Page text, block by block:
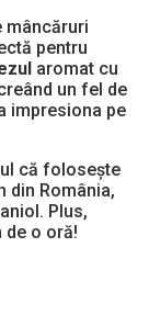
mâncăruri
pentru
aromat cu
un fel de
impresiona pe
că folosește
din România,
Plus,
de o oră!